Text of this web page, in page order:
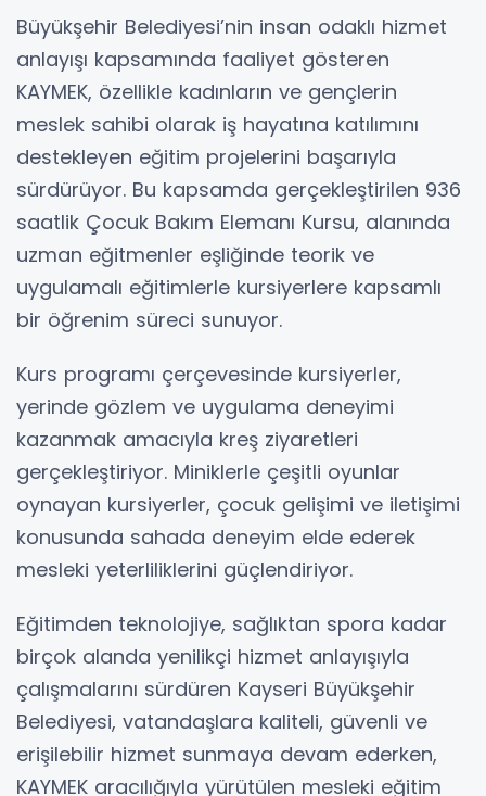
Büyükşehir Belediyesi’nin insan odaklı hizmet
anlayışı kapsamında faaliyet gösteren
KAYMEK, özellikle kadınların ve gençlerin
meslek sahibi olarak iş hayatına katılımını
destekleyen eğitim projelerini başarıyla
sürdürüyor. Bu kapsamda gerçekleştirilen 936
saatlik Çocuk Bakım Elemanı Kursu, alanında
uzman eğitmenler eşliğinde teorik ve
uygulamalı eğitimlerle kursiyerlere kapsamlı
bir öğrenim süreci sunuyor.
Kurs programı çerçevesinde kursiyerler,
yerinde gözlem ve uygulama deneyimi
kazanmak amacıyla kreş ziyaretleri
gerçekleştiriyor. Miniklerle çeşitli oyunlar
oynayan kursiyerler, çocuk gelişimi ve iletişimi
konusunda sahada deneyim elde ederek
mesleki yeterliliklerini güçlendiriyor.
Eğitimden teknolojiye, sağlıktan spora kadar
birçok alanda yenilikçi hizmet anlayışıyla
çalışmalarını sürdüren Kayseri Büyükşehir
Belediyesi, vatandaşlara kaliteli, güvenli ve
erişilebilir hizmet sunmaya devam ederken,
KAYMEK aracılığıyla yürütülen mesleki eğitim